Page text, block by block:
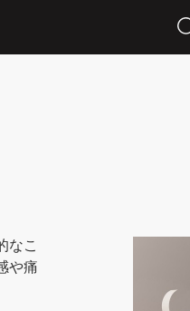
なこ
や痛